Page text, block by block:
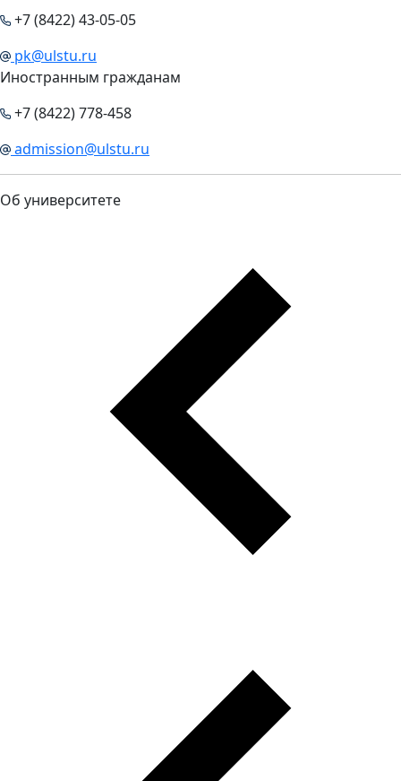
+7 (8422) 43-05-05
pk@ulstu.ru
Иностранным гражданам
+7 (8422) 778-458
admission@ulstu.ru
Об университете